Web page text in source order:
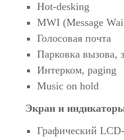
Hot-desking
MWI (Message
Голосовая почта
Парковка вызова,
Интерком, paging
Music on hold
Экран и
Графический